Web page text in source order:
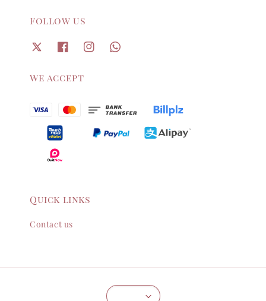
Follow us
We accept
Quick links
Contact us